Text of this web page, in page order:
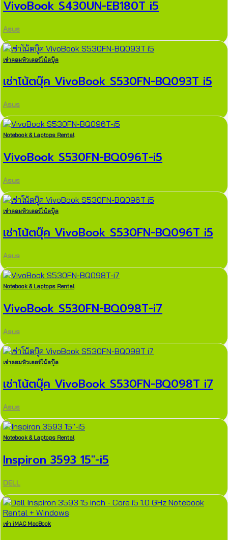
VivoBook S430UN-EB180T i5
Asus
เช่าคอมพิวเตอร์โน้ตบุ๊ค
เช่าโน้ตบุ๊ค VivoBook S530FN-BQ093T i5
Asus
Notebook & Laptops Rental
VivoBook S530FN-BQ096T-i5
Asus
เช่าคอมพิวเตอร์โน้ตบุ๊ค
เช่าโน้ตบุ๊ค VivoBook S530FN-BQ096T i5
Asus
Notebook & Laptops Rental
VivoBook S530FN-BQ098T-i7
Asus
เช่าคอมพิวเตอร์โน้ตบุ๊ค
เช่าโน้ตบุ๊ค VivoBook S530FN-BQ098T i7
Asus
Notebook & Laptops Rental
Inspiron 3593 15″-i5
DELL
เช่า iMAC MacBook